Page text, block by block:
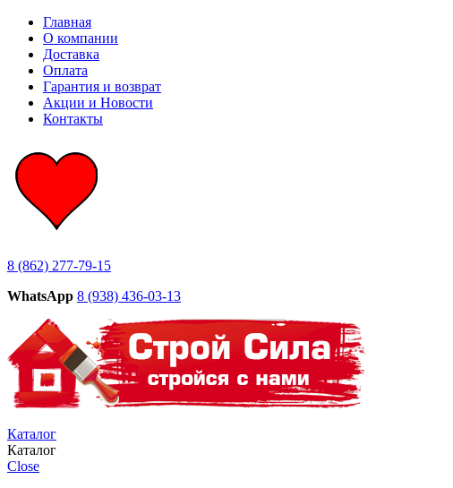
Главная
О компании
Доставка
Оплата
Гарантия и возврат
Акции и Новости
Контакты
8 (862) 277-79-15
WhatsApp 8 (938) 436-03-13
Каталог
Каталог
Close